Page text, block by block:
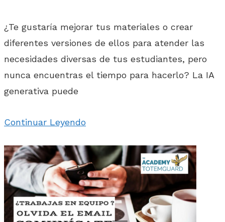
¿Te gustaría mejorar tus materiales o crear
diferentes versiones de ellos para atender las
necesidades diversas de tus estudiantes, pero
nunca encuentras el tiempo para hacerlo? La IA
generativa puede
Continuar Leyendo